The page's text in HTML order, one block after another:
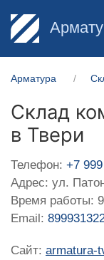
Арматура
Склад
в Твери
Телефон: +7
Адрес: ул.
Время работы:
Email:
Сайт: armatura-